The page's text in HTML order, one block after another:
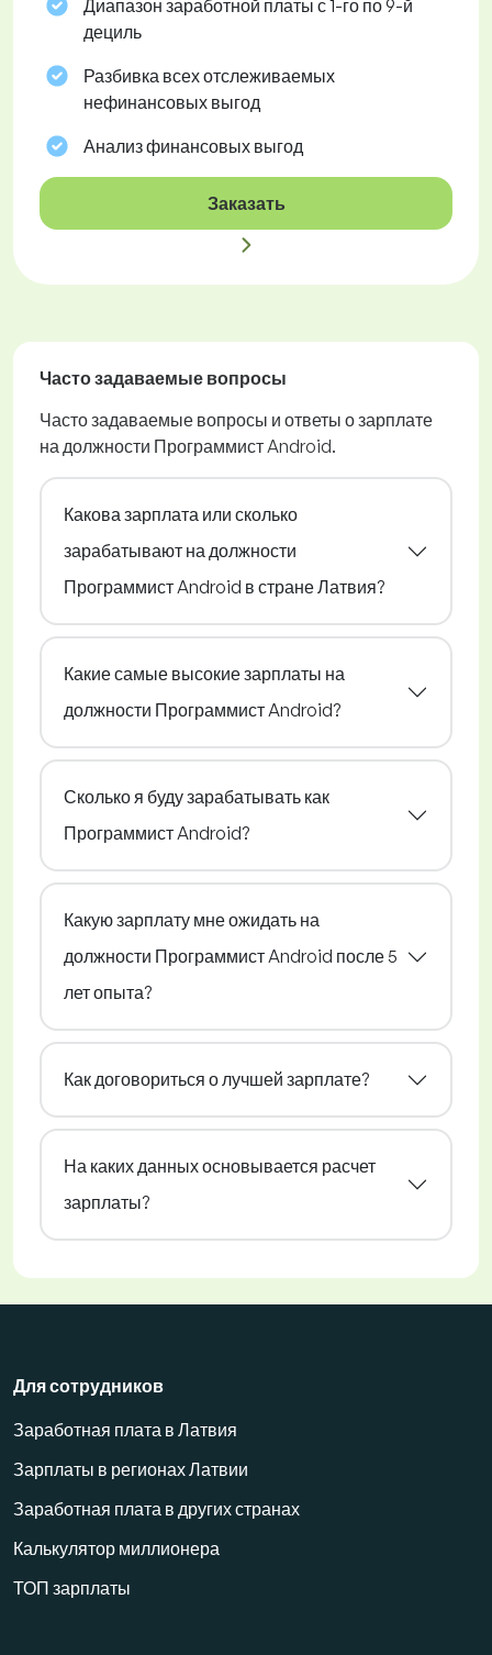
Диапазон заработной платы с 1-го по 9-й
дециль
Разбивка всех отслеживаемых
нефинансовых выгод
Анализ финансовых выгод
Заказать
Часто задаваемые вопросы
Часто задаваемые вопросы и ответы о зарплате
на должности Программист Android.
Какова зарплата или сколько
зарабатывают на должности
Программист Android в стране Латвия?
Какие самые высокие зарплаты на
должности Программист Android?
Сколько я буду зарабатывать как
Программист Android?
Какую зарплату мне ожидать на
должности Программист Android после 5
лет опыта?
Как договориться о лучшей зарплате?
На каких данных основывается расчет
зарплаты?
Для сотрудников
Заработная плата в Латвия
Зарплаты в регионах Латвии
Заработная плата в других странах
Калькулятор миллионера
ТОП зарплаты